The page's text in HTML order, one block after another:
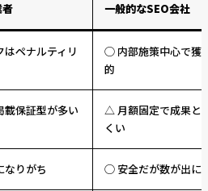
者 一般的なSEO会社
ペナルティリ
◯ 内部施策中心で獲
的
保証型が多い
△ 月額固定で成果と
くい
りがち ◯ 安全だが数が出に